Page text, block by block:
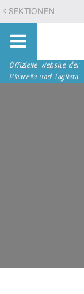
Direkt
zum
Inhalt
Direkt
zur
SEKTIONEN
Sektionen
Offizielle Website der
Pinarella und Tagliata
menu